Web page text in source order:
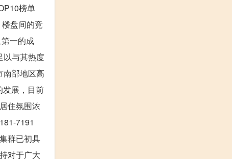
榜单
盘间的竞
一的成
以与其热度
南部地区高
发展，目前
住氛围浓
7191
群已初具
对于广大